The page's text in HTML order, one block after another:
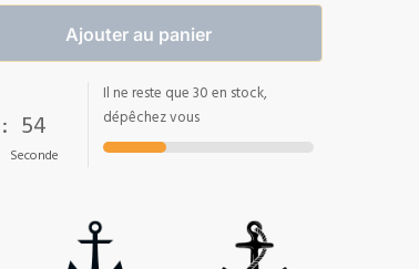
Ajouter au panier
: 53
Seconde
Il ne reste que 30 en stock,
dépêchez vous